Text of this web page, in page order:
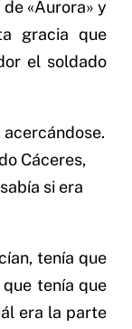
«Aurora» y
gracia que
el soldado
acercándose.
Cáceres,
si era
tenía que
que tenía que
era la parte